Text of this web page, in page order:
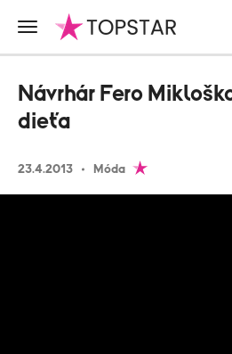
23.4.2013 Móda
Návrhár Fero
dieťa